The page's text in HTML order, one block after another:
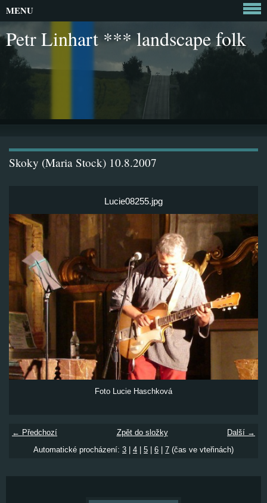
Petr Linhart *** landscape folk
Skoky (Maria Stock) 10.8.2007
Lucie08255.jpg
Foto Lucie Haschková
← Předchozí Další →
Zpět do složky
Automatické procházení: 3 4 5 6 7 (čas ve vteřinách)
MENU